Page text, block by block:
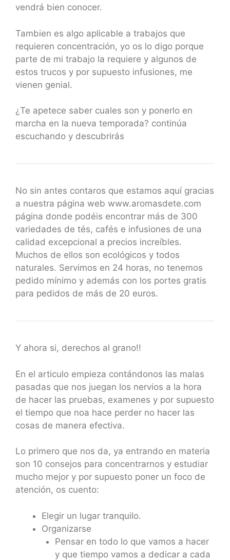
vendrá bien conocer.
Tambien es algo aplicable a trabajos que
requieren concentración, yo os lo digo porque
parte de mi trabajo la requiere y algunos de
estos trucos y por supuesto infusiones, me
vienen genial.
¿Te apetece saber cuales son y ponerlo en
marcha en la nueva temporada? continúa
escuchando y descubrirás
No sin antes contaros que estamos aquí gracias
a nuestra página web www.aromasdete.com
página donde podéis encontrar más de 300
variedades de tés, cafés e infusiones de una
calidad excepcional a precios increíbles.
Muchos de ellos son ecológicos y todos
naturales. Servimos en 24 horas, no tenemos
pedido mínimo y además con los portes gratis
para pedidos de más de 20 euros.
Y ahora si, derechos al grano!!
En el articulo empieza contándonos las malas
pasadas que nos juegan los nervios a la hora
de hacer las pruebas, examenes y por supuesto
el tiempo que noa hace perder no hacer las
cosas de manera efectiva.
Lo primero que nos da, ya entrando en materia
son 10 consejos para concentrarnos y estudiar
mucho mejor y por supuesto poner un foco de
atención, os cuento:
Elegir un lugar tranquilo.
Organizarse
Pensar en todo lo que vamos a hacer
y que tiempo vamos a dedicar a cada